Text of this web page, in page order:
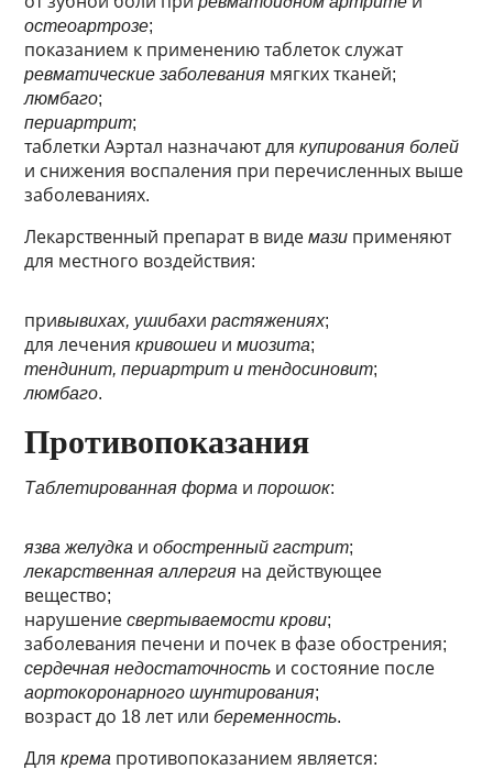
остеоартрозе;
показанием к применению таблеток служат
ревматические заболевания мягких тканей;
люмбаго;
периартрит;
таблетки Аэртал назначают длякупирования болей
и снижения воспаления при перечисленных выше
заболеваниях.
Лекарственный препарат в видемази применяют
для местного воздействия:
привывихах, ушибахирастяжениях;
для лечениякривошеи имиозита;
тендинит, периартрит и тендосиновит;
люмбаго.
Противопоказания
Таблетированная форма ипорошок:
язва желудка иобостренный гастрит;
лекарственная аллергия на действующее
вещество;
нарушениесвертываемости крови;
заболевания печени и почек в фазе обострения;
сердечная недостаточность и состояние после
аортокоронарного шунтирования;
возраст до 18 лет илибеременность.
Длякрема противопоказанием является: